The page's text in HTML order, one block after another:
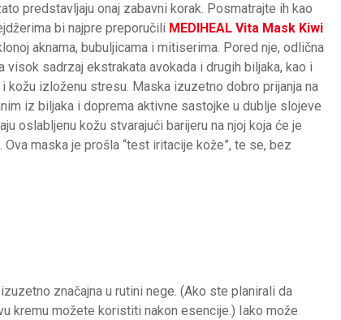
predstavljaju onaj zabavni korak. Posmatrajte ih kao
bi najpre preporučili MEDIHEAL Vita Mask Kiwi
aknama, bubuljicama i mitiserima. Pored nje, odlična
visok sadrzaj ekstrakata avokada i drugih biljaka, kao i
izloženu stresu. Maska izuzetno dobro prijanja na
iz biljaka i doprema aktivne sastojke u dublje slojeve
oslabljenu kožu stvarajući barijeru na njoj koja će je
maska je prošla “test iritacije kože”, te se, bez
značajna u rutini nege. (Ako ste planirali da
kremu možete koristiti nakon esencije.) Iako može